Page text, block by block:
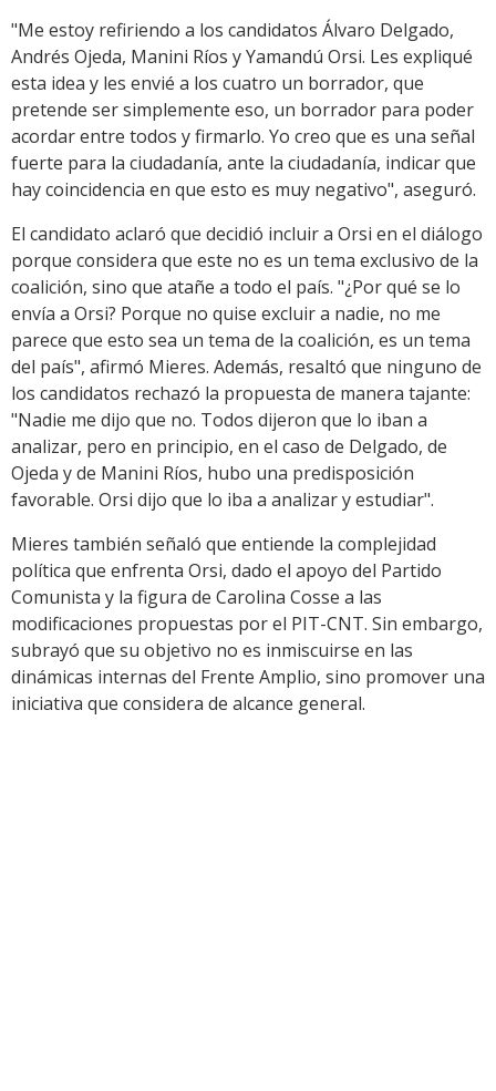
"Me estoy refiriendo a los candidatos Álvaro Delgado,
Andrés Ojeda, Manini Ríos y Yamandú Orsi. Les expliqué
esta idea y les envié a los cuatro un borrador, que
pretende ser simplemente eso, un borrador para poder
acordar entre todos y firmarlo. Yo creo que es una señal
fuerte para la ciudadanía, ante la ciudadanía, indicar que
hay coincidencia en que esto es muy negativo", aseguró.
El candidato aclaró que decidió incluir a Orsi en el diálogo
porque considera que este no es un tema exclusivo de la
coalición, sino que atañe a todo el país. "¿Por qué se lo
envía a Orsi? Porque no quise excluir a nadie, no me
parece que esto sea un tema de la coalición, es un tema
del país", afirmó Mieres. Además, resaltó que ninguno de
los candidatos rechazó la propuesta de manera tajante:
"Nadie me dijo que no. Todos dijeron que lo iban a
analizar, pero en principio, en el caso de Delgado, de
Ojeda y de Manini Ríos, hubo una predisposición
favorable. Orsi dijo que lo iba a analizar y estudiar".
Mieres también señaló que entiende la complejidad
política que enfrenta Orsi, dado el apoyo del Partido
Comunista y la figura de Carolina Cosse a las
modificaciones propuestas por el PIT-CNT. Sin embargo,
subrayó que su objetivo no es inmiscuirse en las
dinámicas internas del Frente Amplio, sino promover una
iniciativa que considera de alcance general.